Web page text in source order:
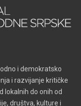
i demokratsko
i razvijanje kritičke
lokalnih do onih od
društva, kulture i